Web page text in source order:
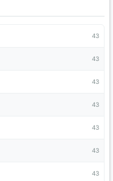
43
43
43
43
43
43
43